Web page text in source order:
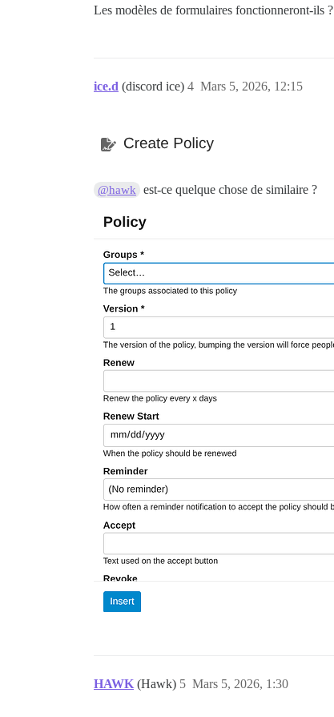
Les modèles de formulaires fonctionneront-ils ?
ice.d (discord ice) Mars 5, 2026, 12:15
4
@hawk est-ce quelque chose de similaire ?
HAWK (Hawk) Mars 5, 2026, 1:30
5